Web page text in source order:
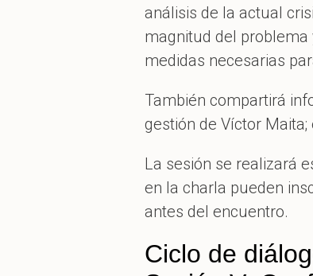
análisis de la actual
magnitud del problema
medidas necesarias
También compartirá
gestión de Víctor
La sesión se realizará
en la charla pueden
antes del encuentro.